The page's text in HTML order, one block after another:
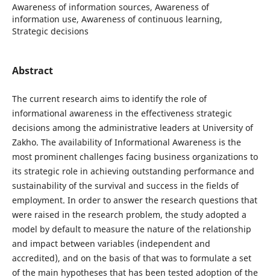
Awareness of information sources, Awareness of
information use, Awareness of continuous learning,
Strategic decisions
Abstract
The current research aims to identify the role of
informational awareness in the effectiveness strategic
decisions among the administrative leaders at University of
Zakho. The availability of Informational Awareness is the
most prominent challenges facing business organizations to
its strategic role in achieving outstanding performance and
sustainability of the survival and success in the fields of
employment. In order to answer the research questions that
were raised in the research problem, the study adopted a
model by default to measure the nature of the relationship
and impact between variables (independent and
accredited), and on the basis of that was to formulate a set
of the main hypotheses that has been tested adoption of the